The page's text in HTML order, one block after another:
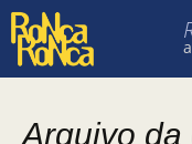
Arquivo